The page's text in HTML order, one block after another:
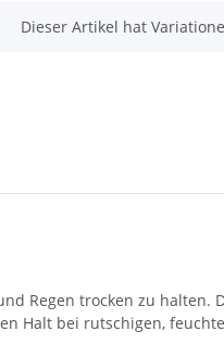
x
Dieser Artikel hat
Regen trocken zu
Halt bei rutschigen,